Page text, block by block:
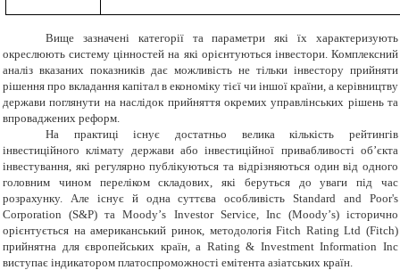
Вище зазначені категорії та параметри які їх характеризують
окреслюють систему цінностей на які орієнтуються інвестори. Комплексний
аналіз вказаних показників дає можливість не тільки інвестору прийняти
рішення про вкладання капітал в економіку тієї чи іншої країни, а керівництву
держави поглянути на наслідок прийняття окремих управлінських рішень та
впроваджених реформ.
На практиці існує достатньо велика кількість рейтингів
інвестиційного клімату держави або інвестиційної привабливості об’єкта
інвестування, які регулярно публікуються та відрізняються один від одного
головним чином переліком складових, які беруться до уваги під час
розрахунку. Але існує й одна суттєва особливістьStandard and Poor's
Corporation (S&P) таMoody’s Investor Service, Inc(Moody’s) історично
орієнтується на американський ринок, методологіяFitch Rating Ltd (Fitch)
прийнятна для європейських країн, а Rating & Investment Information Inc
виступає індикатором платоспроможності емітента азіатських країн.